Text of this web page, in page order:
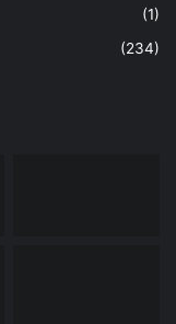
(1)
(234)